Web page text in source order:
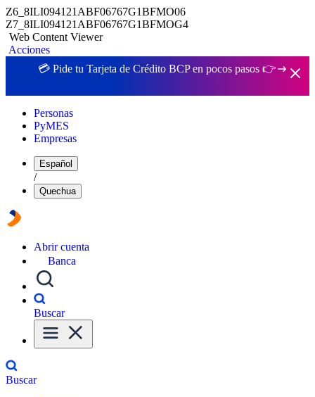
Z6_8ILI094121ABF06767G1BFMO06
Z7_8ILI094121ABF06767G1BFMOG4
Web Content Viewer
Acciones
💳 Pide tu Tarjeta de Crédito BCP en pocos pasos 👉
Personas
PyMES
Empresas
Español
/
Quechua
Abrir cuenta
Banca
Buscar
Buscar